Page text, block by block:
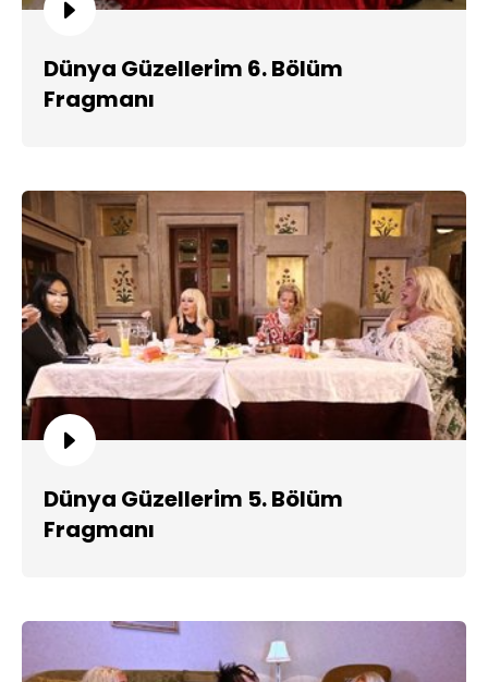
Dünya Güzellerim 6. Bölüm
Fragmanı
Dünya Güzellerim 5. Bölüm
Fragmanı